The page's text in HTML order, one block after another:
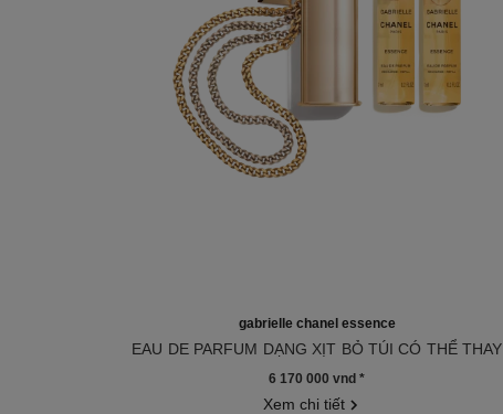
gabrielle chanel essence
EAU DE PARFUM DẠNG XỊT BỎ TÚI CÓ THỂ THAY
6 170 000 vnd*
Xem chi tiết